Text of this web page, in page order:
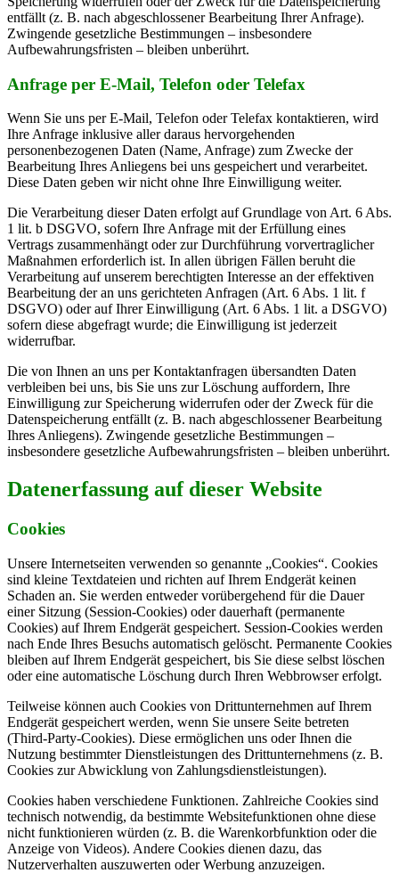
entfällt (z. B. nach abgeschlossener Bearbeitung Ihrer Anfrage).
Zwingende gesetzliche Bestimmungen – insbesondere
Aufbewahrungsfristen – bleiben unberührt.
Anfrage per E-Mail, Telefon oder Telefax
Wenn Sie uns per E-Mail, Telefon oder Telefax kontaktieren, wird
Ihre Anfrage inklusive aller daraus hervorgehenden
personenbezogenen Daten (Name, Anfrage) zum Zwecke der
Bearbeitung Ihres Anliegens bei uns gespeichert und verarbeitet.
Diese Daten geben wir nicht ohne Ihre Einwilligung weiter.
Die Verarbeitung dieser Daten erfolgt auf Grundlage von Art. 6 Abs.
1 lit. b DSGVO, sofern Ihre Anfrage mit der Erfüllung eines
Vertrags zusammenhängt oder zur Durchführung vorvertraglicher
Maßnahmen erforderlich ist. In allen übrigen Fällen beruht die
Verarbeitung auf unserem berechtigten Interesse an der effektiven
Bearbeitung der an uns gerichteten Anfragen (Art. 6 Abs. 1 lit. f
DSGVO) oder auf Ihrer Einwilligung (Art. 6 Abs. 1 lit. a DSGVO)
sofern diese abgefragt wurde; die Einwilligung ist jederzeit
widerrufbar.
Die von Ihnen an uns per Kontaktanfragen übersandten Daten
verbleiben bei uns, bis Sie uns zur Löschung auffordern, Ihre
Einwilligung zur Speicherung widerrufen oder der Zweck für die
Datenspeicherung entfällt (z. B. nach abgeschlossener Bearbeitung
Ihres Anliegens). Zwingende gesetzliche Bestimmungen –
insbesondere gesetzliche Aufbewahrungsfristen – bleiben unberührt.
Datenerfassung auf dieser Website
Cookies
Unsere Internetseiten verwenden so genannte „Cookies“. Cookies
sind kleine Textdateien und richten auf Ihrem Endgerät keinen
Schaden an. Sie werden entweder vorübergehend für die Dauer
einer Sitzung (Session-Cookies) oder dauerhaft (permanente
Cookies) auf Ihrem Endgerät gespeichert. Session-Cookies werden
nach Ende Ihres Besuchs automatisch gelöscht. Permanente Cookies
bleiben auf Ihrem Endgerät gespeichert, bis Sie diese selbst löschen
oder eine automatische Löschung durch Ihren Webbrowser erfolgt.
Teilweise können auch Cookies von Drittunternehmen auf Ihrem
Endgerät gespeichert werden, wenn Sie unsere Seite betreten
(Third-Party-Cookies). Diese ermöglichen uns oder Ihnen die
Nutzung bestimmter Dienstleistungen des Drittunternehmens (z. B.
Cookies zur Abwicklung von Zahlungsdienstleistungen).
Cookies haben verschiedene Funktionen. Zahlreiche Cookies sind
technisch notwendig, da bestimmte Websitefunktionen ohne diese
nicht funktionieren würden (z. B. die Warenkorbfunktion oder die
Anzeige von Videos). Andere Cookies dienen dazu, das
Nutzerverhalten auszuwerten oder Werbung anzuzeigen.